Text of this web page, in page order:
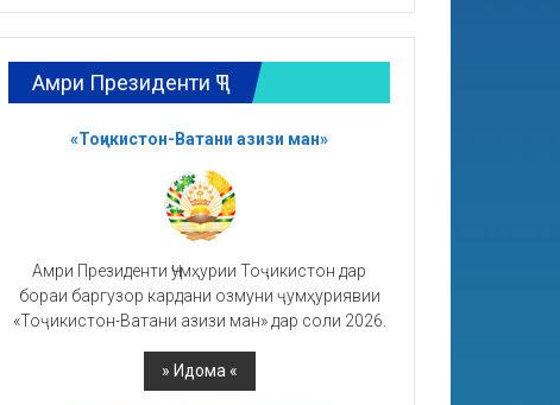
Амри Президенти ҶТ
«Тоҷикистон-Ватани азизи ман»
Амри Президенти Ҷумҳурии Тоҷикистон дар
бораи баргузор кардани озмуни ҷумҳуриявии
«Тоҷикистон-Ватани азизи ман» дар соли 2026.